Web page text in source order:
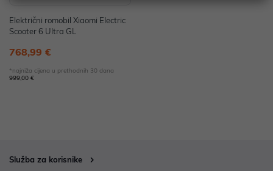
Električni romobil Xiaomi Electric
Scooter 6 Ultra GL
768,99 €
*najniža cijena u prethodnih 30 dana
999,00 €
Služba za korisnike